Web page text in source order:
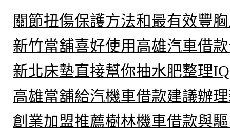
關節扭傷保護方法和最有效豐
新竹當舖喜好使用高雄汽車借
新北床墊直接幫你抽水肥整理
高雄當舖給汽機車借款建議辦
創業加盟推薦樹林機車借款與